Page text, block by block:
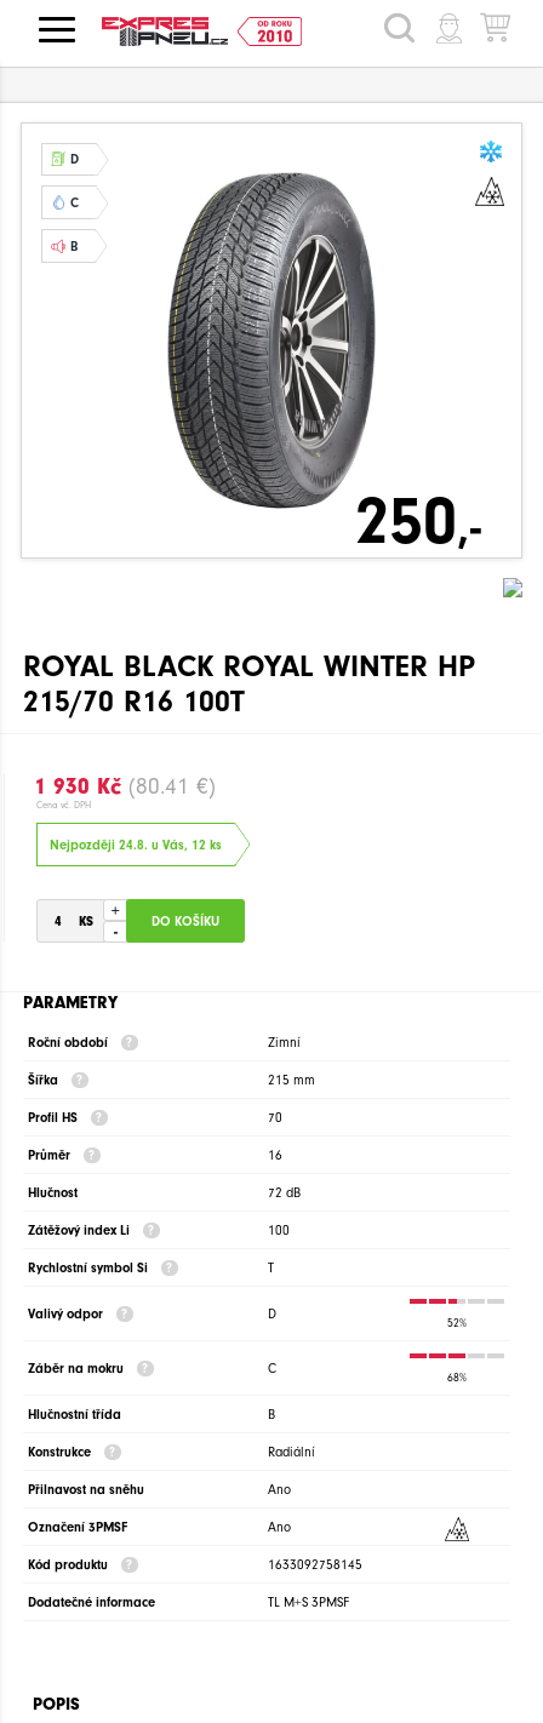
HLEDAT
D
C
B
250,-
ROYAL BLACK ROYAL WINTER HP
215/70 R16 100T
1 930 Kč (80.41 €)
Cena vč. DPH
Nejpozději 24.8. u Vás, 12 ks
+
-
PARAMETRY
Roční období Zimní
Šířka 215 mm
Profil HS 70
Průměr 16
Hlučnost 72 dB
Zátěžový index Li 100
Rychlostní symbol Si T
Valivý odpor D
52%
Záběr na mokru C
68%
Hlučnostní třída B
Konstrukce Radiální
Přilnavost na sněhu Ano
Označení 3PMSF Ano
Kód produktu 1633092758145
Dodatečné informace TL M+S 3PMSF
POPIS